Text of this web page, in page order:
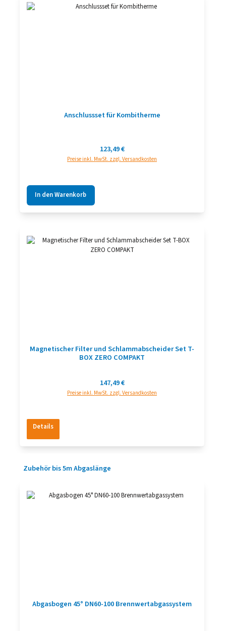
Anschlussset für Kombitherme
Regulärer Preis:
123,49 €
Preise inkl. MwSt. zzgl. Versandkosten
In den Warenkorb
Magnetischer Filter und Schlammabscheider Set T-
BOX ZERO COMPAKT
Regulärer Preis:
147,49 €
Preise inkl. MwSt. zzgl. Versandkosten
Details
Produktgalerie überspringen
Zubehör bis 5m Abgaslänge
Abgasbogen 45° DN60-100 Brennwertabgassystem